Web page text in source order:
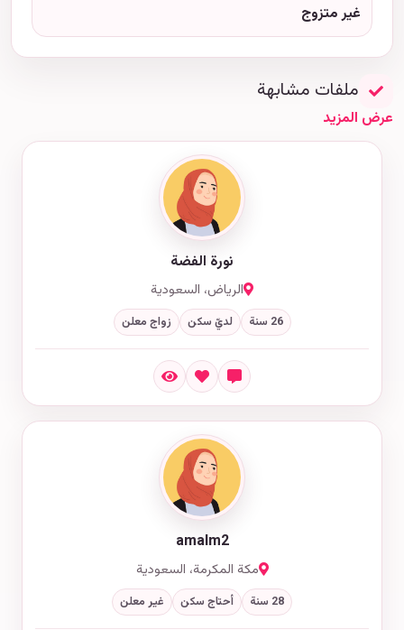
غير متزوج
ملفات مشابهة
عرض المزيد
نورة الفضة
الرياض، السعودية
26 سنة لديّ سكن زواج معلن
amalm2
مكة المكرمة، السعودية
28 سنة أحتاج سكن غير معلن